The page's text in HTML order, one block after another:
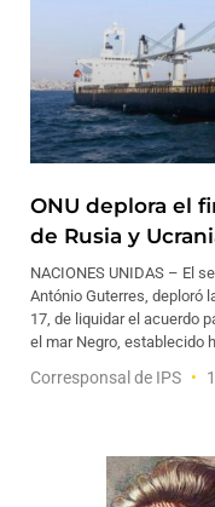
ONU deplora el
de Rusia y
NACIONES UNIDAS – El
António Guterres, deploró
17, de liquidar el acuerdo
el mar Negro, establecido
Corresponsal de IPS